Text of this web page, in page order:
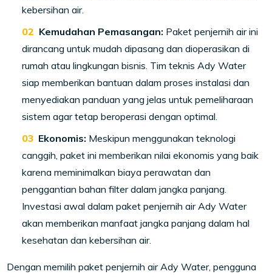
kebersihan air.
Kemudahan Pemasangan: Paket penjernih air ini
dirancang untuk mudah dipasang dan dioperasikan di
rumah atau lingkungan bisnis. Tim teknis Ady Water
siap memberikan bantuan dalam proses instalasi dan
menyediakan panduan yang jelas untuk pemeliharaan
sistem agar tetap beroperasi dengan optimal.
Ekonomis: Meskipun menggunakan teknologi
canggih, paket ini memberikan nilai ekonomis yang baik
karena meminimalkan biaya perawatan dan
penggantian bahan filter dalam jangka panjang.
Investasi awal dalam paket penjernih air Ady Water
akan memberikan manfaat jangka panjang dalam hal
kesehatan dan kebersihan air.
Dengan memilih paket penjernih air Ady Water, pengguna